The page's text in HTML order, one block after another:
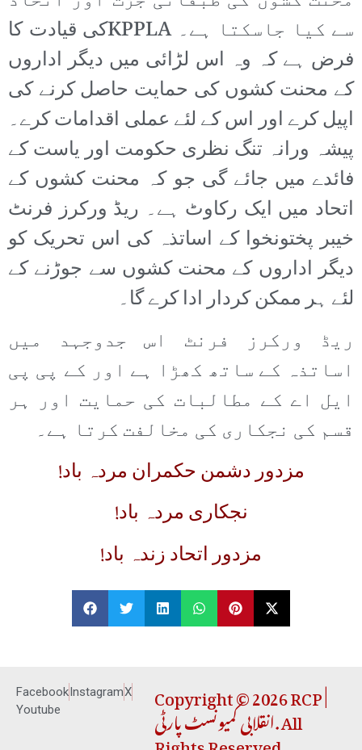
سے کیا جاسکتا ہے۔ KPPLAکی قیادت کا
فرض ہے کہ وہ اس لڑائی میں دیگر اداروں
کے محنت کشوں کی حمایت حاصل کرنے کی
اپیل کرے اور اس کے لئے عملی اقدامات کرے۔
پیشہ ورانہ تنگ نظری حکومت اور یاست کے
فائدے میں جائے گی جو کہ محنت کشوں کے
اتحاد میں ایک رکاوٹ ہے۔ ریڈ ورکرز فرنٹ
خیبر پختونخوا کے اساتذہ کی اس تحریک کو
دیگر اداروں کے محنت کشوں سے جوڑنے کے
لئے ہر ممکن کردار ادا کرے گا۔
ریڈ ورکرز فرنٹ اس جدوجہد میں
اساتذہ کے ساتھ کھڑا ہے اور کے پی پی
ایل اے کے مطالبات کی حمایت اور ہر
قسم کی نجکاری کی مخالفت کرتا ہے۔
مزدور دشمن حکمران مردہ باد!
نجکاری مردہ باد!
مزدور اتحاد زندہ باد!
FacebookInstagramX
Youtube
Copyright © 2026 RCP |
انقلابی کمیونسٹ پارٹی. All